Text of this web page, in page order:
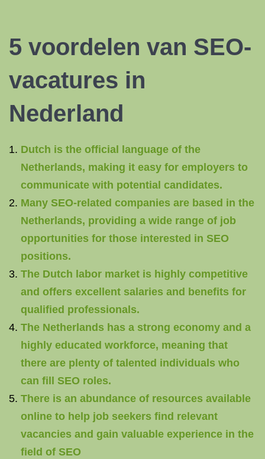
5 voordelen van SEO-
vacatures in
Nederland
Dutch is the official language of the
Netherlands, making it easy for employers to
communicate with potential candidates.
Many SEO-related companies are based in the
Netherlands, providing a wide range of job
opportunities for those interested in SEO
positions.
The Dutch labor market is highly competitive
and offers excellent salaries and benefits for
qualified professionals.
The Netherlands has a strong economy and a
highly educated workforce, meaning that
there are plenty of talented individuals who
can fill SEO roles.
There is an abundance of resources available
online to help job seekers find relevant
vacancies and gain valuable experience in the
field of SEO